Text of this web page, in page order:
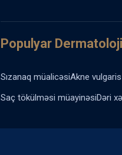
Populyar
Sızanaq müalicəsiAkne
Saç tökülməsi müayinəsiDəri